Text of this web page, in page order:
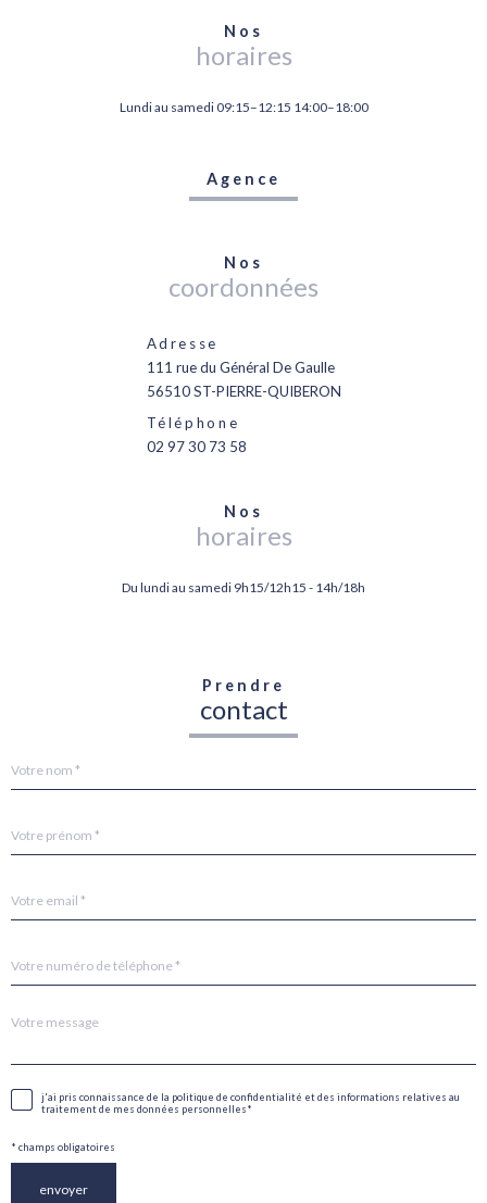
Nos
horaires
Lundi au samedi 09:15–12:15 14:00–18:00
Agence
Nos
coordonnées
Adresse
111 rue du Général De Gaulle
56510 ST-PIERRE-QUIBERON
Téléphone
02 97 30 73 58
Nos
horaires
Du lundi au samedi 9h15/12h15 - 14h/18h
Prendre
contact
e
n
e
i
e
z
o
s
o
o
r
o
*
*
email
*
Message
*
Validation
j'ai pris connaissance de la politique de confidentialité et des informations relatives au
traitement de mes données personnelles*
* champs obligatoires
envoyer